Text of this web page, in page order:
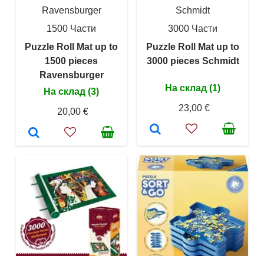
Ravensburger
1500 Части
Puzzle Roll Mat up to
1500 pieces
Ravensburger
На склад (3)
20,00 €
Schmidt
3000 Части
Puzzle Roll Mat up to
3000 pieces Schmidt
На склад (1)
23,00 €